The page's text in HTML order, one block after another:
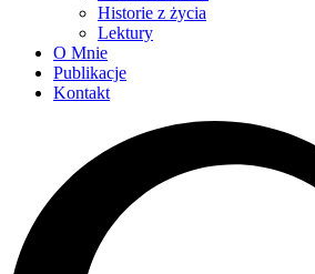
Historie z życia
Lektury
O Mnie
Publikacje
Kontakt